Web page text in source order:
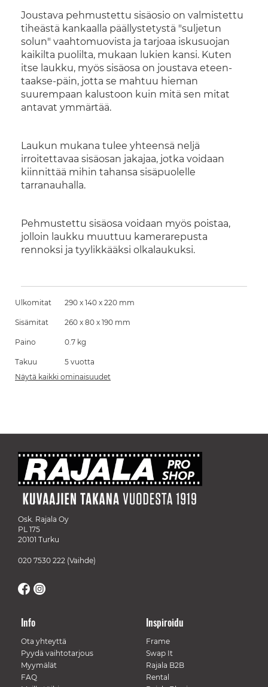
Joustava pehmustettu sisäosio on valmistettu
tiheästä kankaalla päällystetystä "suljetun
solun" vaahtomuovista ja tarjoaa iskusuojan
kaikilta puolilta, mukaan lukien kansi. Kuten
itse laukku, myös sisäosa on joustava eteen-
taakse-päin, jotta se mahtuu hieman
suurempaan kalustoon kuin mitä sen mitat
antavat ymmärtää.
Laukun mukana tulee yhteensä neljä
irroitettavaa sisäosan jakajaa, jotka voidaan
kiinnittää mihin tahansa sisäpuolelle
tarranauhalla.
Pehmustettu sisäosa voidaan myös poistaa,
jolloin laukku muuttuu kamerarepusta
rennoksi ja tyylikkääksi olkalaukuksi.
Ulkomitat 290 x 140 x 220 mm
Sisämitat 260 x 80 x 190 mm
Paino 0.7 kg
Takuu
5 vuotta
Näytä kaikki ominaisuudet
Osk. Rajala Oy
PL 175
20101 Turku
020 7530 222 (Vaihde)
Info
Ota yhteyttä
Pyydä vaihtotarjous
Myymälät
FAQ
Inspiroidu
Frame
Swap It
Rajala B2B
Rental